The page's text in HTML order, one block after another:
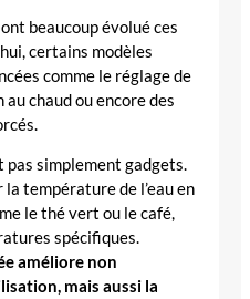
beaucoup évolué ces
certains modèles
comme le réglage de
chaud ou encore des
simplement gadgets.
température de l’eau en
le thé vert ou le café,
spécifiques.
améliore non
mais aussi la